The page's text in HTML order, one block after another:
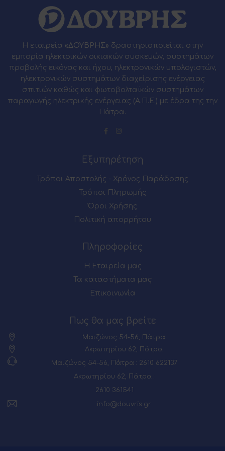
Η εταιρεία «ΔΟΥΒΡΗΣ» δραστηριοποιείται στην
εμπορία ηλεκτρικών οικιακών συσκευών, συστημάτων
προβολής εικόνας και ήχου, ηλεκτρονικών υπολογιστών,
ηλεκτρονικών συστημάτων διαχείρισης ενέργειας
σπιτιών καθώς και φωτοβολταϊκών συστημάτων
παραγωγής ηλεκτρικής ενέργειας (Α.Π.Ε.) με έδρα της την
Πάτρα.
Εξυπηρέτηση
Τρόποι Αποστολής - Χρόνος Παράδοσης
Τρόποι Πληρωμής
Όροι Χρήσης
Πολιτική απορρήτου
Πληροφορίες
Η Εταιρεία μας
Τα καταστήματα μας
Επικοινωνία
Πως θα μας βρείτε
Μαιζώνος 54-56, Πάτρα
Ακρωτηρίου 62, Πάτρα
Μαιζώνος 54-56, Πάτρα : 2610 622137
Ακρωτηρίου 62, Πάτρα :
2610 361541
info@douvris.gr